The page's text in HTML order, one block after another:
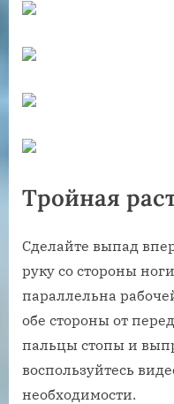
Тройная
Сделайте выпад
руку со стороны
параллельна
обе стороны от
пальцы стопы и
воспользуйтесь
необходимости.